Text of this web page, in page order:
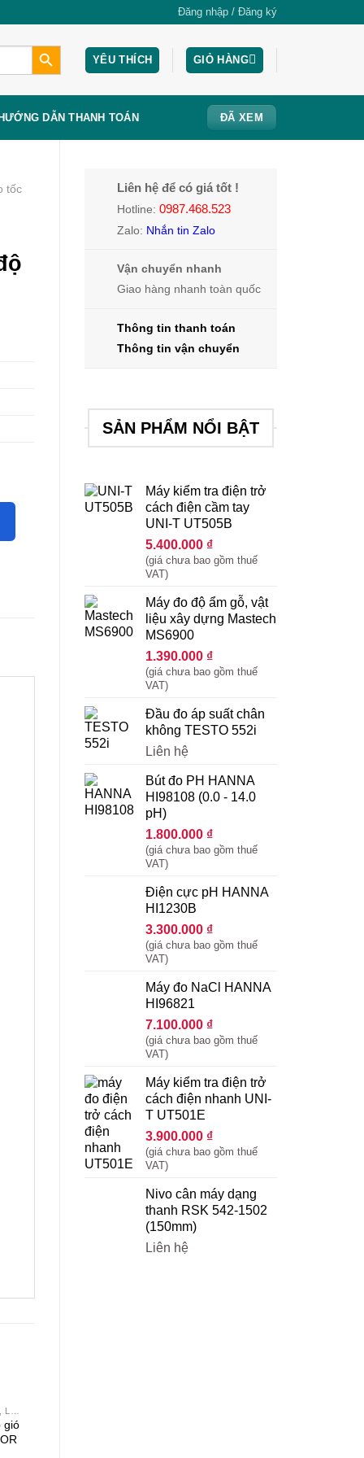
Đăng nhập / Đăng ký
SEARCH BUTTON
YÊU THÍCH
GIỎ HÀNG
DẪN THANH TOÁN ĐÃ XEM
Liên hệ để có giá tốt !
Hotline: 0987.468.523
Zalo: Nhắn tin Zalo
Vận chuyển nhanh
Giao hàng nhanh toàn quốc
Thông tin thanh toán
Thông tin vận chuyển
SẢN PHẨM NỔI BẬT
Máy kiểm tra điện trở
cách điện cầm tay
UNI-T UT505B
5.400.000 ₫
(giá chưa bao gồm thuế
VAT)
Máy đo độ ẩm gỗ, vật
liệu xây dựng Mastech
MS6900
1.390.000 ₫
(giá chưa bao gồm thuế
VAT)
Đầu đo áp suất chân
không TESTO 552i
Liên hệ
Bút đo PH HANNA
HI98108 (0.0 - 14.0
pH)
1.800.000 ₫
(giá chưa bao gồm thuế
VAT)
Điện cực pH HANNA
HI1230B
3.300.000 ₫
(giá chưa bao gồm thuế
VAT)
Máy đo NaCl HANNA
HI96821
7.100.000 ₫
(giá chưa bao gồm thuế
VAT)
Máy kiểm tra điện trở
cách điện nhanh UNI-
T UT501E
3.900.000 ₫
(giá chưa bao gồm thuế
VAT)
Nivo cân máy dạng
thanh RSK 542-1502
(150mm)
Liên hệ
tốc
độ số lượng
Yêu
thích
gió